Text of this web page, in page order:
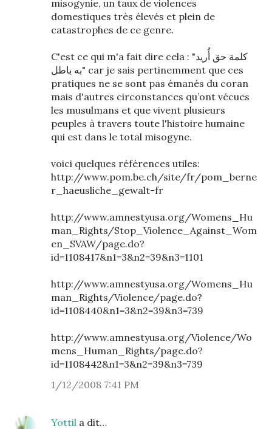
misogynie, un taux de violences
domestiques très élevés et plein de
catastrophes de ce genre.
C'est ce qui m'a fait dire cela : "كلمة حق أُريد
به باطل" car je sais pertinemment que ces
pratiques ne se sont pas émanés du coran
mais d'autres circonstances qu’ont vécues
les musulmans et que vivent plusieurs
peuples à travers toute l'histoire humaine
qui est dans le total misogyne.
voici quelques références utiles:
http://www.pom.be.ch/site/fr/pom_berne
r_haeusliche_gewalt-fr
http://www.amnestyusa.org/Womens_Hu
man_Rights/Stop_Violence_Against_Wom
en_SVAW/page.do?
id=1108417&n1=3&n2=39&n3=1101
http://www.amnestyusa.org/Womens_Hu
man_Rights/Violence/page.do?
id=1108440&n1=3&n2=39&n3=739
http://www.amnestyusa.org/Violence/Wo
mens_Human_Rights/page.do?
id=1108442&n1=3&n2=39&n3=739
1/12/2008 7:41 PM
Yottil a dit…